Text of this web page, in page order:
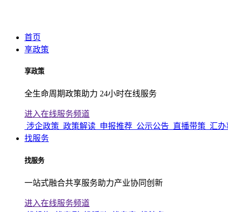
首页
享政策
享政策
全生命周期政策助力 24小时在线服务
进入在线服务频道
涉企政策 政策解读 申报推荐 公示公告 直播带策 汇办
找服务
找服务
一站式融合共享服务助力产业协同创新
进入在线服务频道